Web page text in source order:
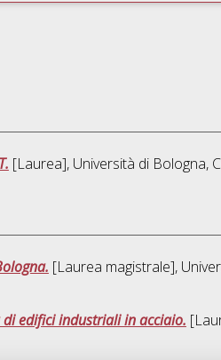
[Laurea], Università di Bologna,
[Laurea magistrale],
edifici industriali in acciaio.